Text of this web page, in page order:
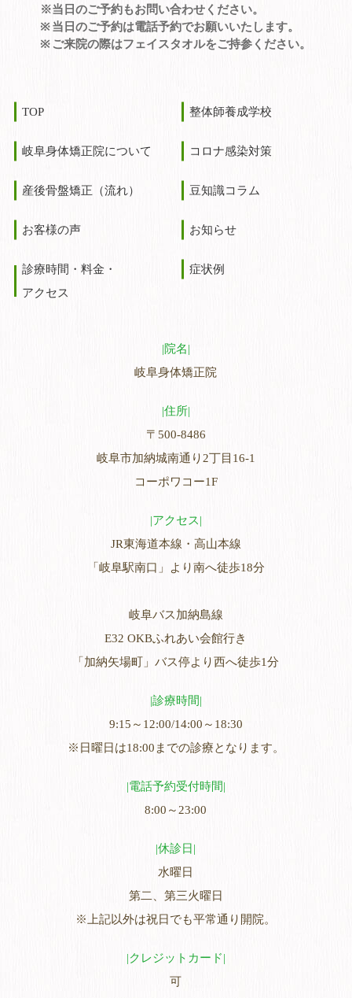
※当日のご予約もお問い合わせください。
当日のご予約は電話予約でお願いいたします。
ご来院の際はフェイスタオルをご持参ください。
TOP
岐阜身体矯正院について
産後骨盤矯正（流れ）
お客様の声
診療時間・料金・
アクセス
整体師養成学校
コロナ感染対策
豆知識コラム
お知らせ
症状例
院名
岐阜身体矯正院
住所
〒500-8486
岐阜市加納城南通り2丁目16-1
コーポワコー1F
アクセス
JR東海道本線・高山本線
「岐阜駅南口」より南へ徒歩18分
岐阜バス加納島線
E32 OKBふれあい会館行き
「加納矢場町」バス停より西へ徒歩1分
診療時間
9:15～12:00/14:00～18:30
※日曜日は18:00までの診療となります。
電話予約受付時間
8:00～23:00
休診日
水曜日
第二、第三火曜日
※上記以外は祝日でも平常通り開院。
クレジットカード
可